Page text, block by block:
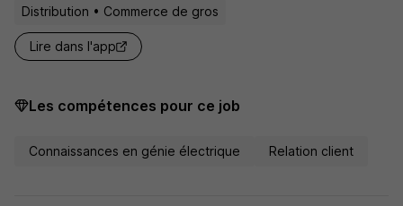
Distribution • Commerce de gros
Lire dans l'app
Les compétences pour ce job
Connaissances en génie électrique Relation client